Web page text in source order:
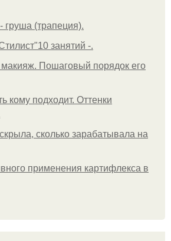
груша (трапеция).
занятий -.
макияж. Пошаговый порядок его
кому подходит. Оттенки
сколько зарабатывала на
применения картифлекса в